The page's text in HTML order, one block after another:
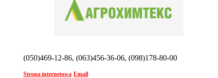
(050)469-12-86, (063)456-36-06, (098)178-80-00
Strona internetowa Email